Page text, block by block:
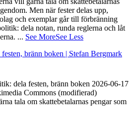
Men när fester delas upp,
och exemplar går till förbränning
dela notan, runda reglerna och låt
... See MoreSee Less
bränn boken | Stefan Bergmark
dela festen, bränn boken 2026-06-17
Commons (modifierad)
tala om skattebetalarnas pengar som